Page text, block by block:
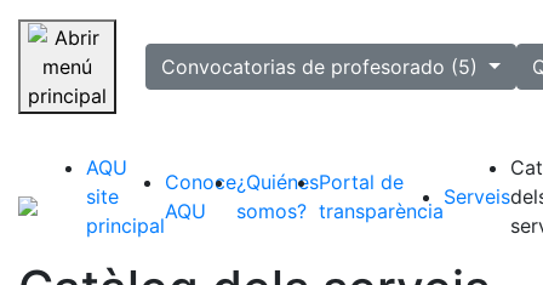
Saltar navegación
selectedConvocatorias de profesorado (5)
AQU
site
principal
Conoce
AQU
¿Quiénes
somos?
Portal de
transparència
Serveis